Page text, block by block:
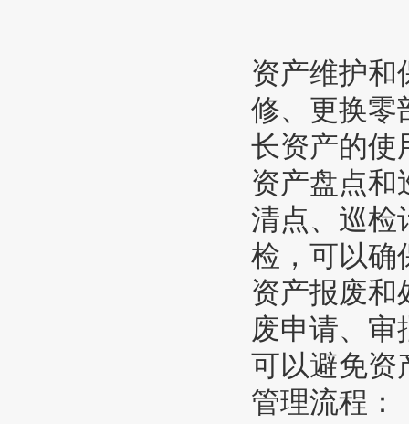
资产维护和
修、更换零
长资产的使
资产盘点和
清点、巡检
检，可以确
资产报废和
废申请、审
可以避免资
管理流程：